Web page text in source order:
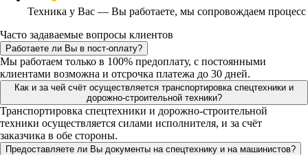
Техника у Вас — Вы работаете, мы сопровождаем процесс
Часто задаваемые вопросы клиентов
Работаете ли Вы в пост-оплату?
Мы работаем только в 100% предоплату, с постоянными
клиентами возможна и отсрочка платежа до 30 дней.
Как и за чей счёт осуществляется транспортировка спецтехники и
дорожно-строительной техники?
Транспортировка спецтехники и дорожно-строительной
техники осуществляется силами исполнителя, и за счёт
заказчика в обе стороны.
Предоставляете ли Вы документы на спецтехнику и на машинистов?